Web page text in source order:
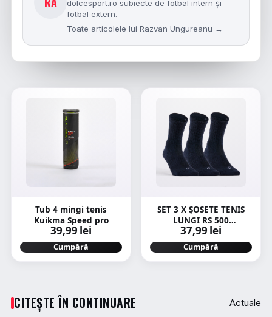
dolcesport.ro subiecte de fotbal intern și
fotbal extern.
Toate articolele lui Razvan Ungureanu →
Tub 4 mingi tenis
Kuikma Speed pro
39,99 lei
Cumpără
SET 3 X ȘOSETE TENIS
LUNGI RS 500
BLEUMARIN
37,99 lei
Cumpără
CITEȘTE ÎN CONTINUARE Actuale